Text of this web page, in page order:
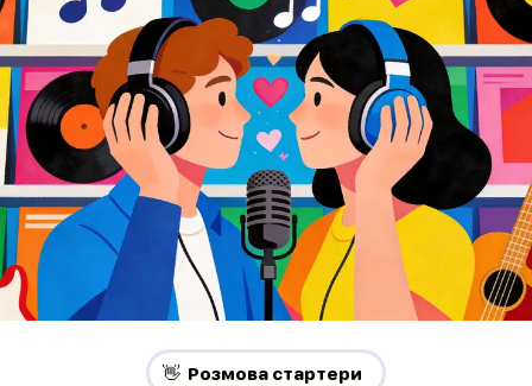
👋 Pозмова стартери